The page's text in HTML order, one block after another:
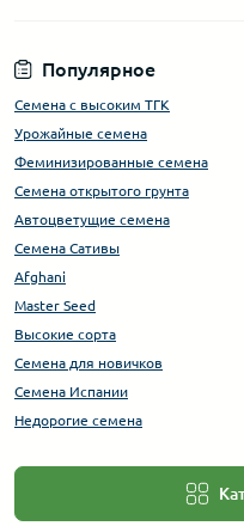
Популярное
Семена с высоким ТГК
Урожайные семена
Феминизированные семена
Семена открытого грунта
Автоцветущие семена
Семена Сативы
Afghani
Master Seed
Высокие сорта
Cемена для новичков
Семена Испании
Недорогие семена